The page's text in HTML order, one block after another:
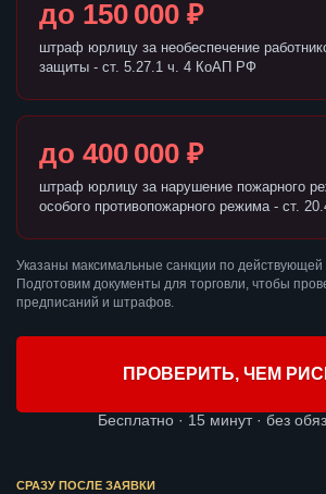
до 150 000 ₽
штраф юрлицу за необеспечение
защиты - ст. 5.27.1 ч. 4 КоАП РФ
до 400 000 ₽
штраф юрлицу за нарушение пожарного
особого противопожарного режима - ст.
Указаны максимальные санкции по
Подготовим документы для торговли, чтобы
предписаний и штрафов.
ПРОВЕРИТЬ, ЧЕМ
Бесплатно · 15 минут · без
СРАЗУ ПОСЛЕ ЗАЯВКИ